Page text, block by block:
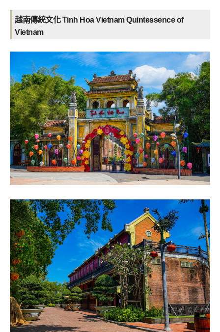
越南傳統文化 Tinh Hoa Vietnam Quintessence of
Vietnam